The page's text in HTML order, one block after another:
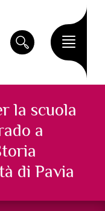
la scuola
a
di Pavia